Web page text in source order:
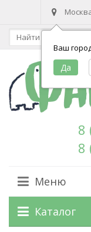
Ваш
8
8
Меню
Каталог